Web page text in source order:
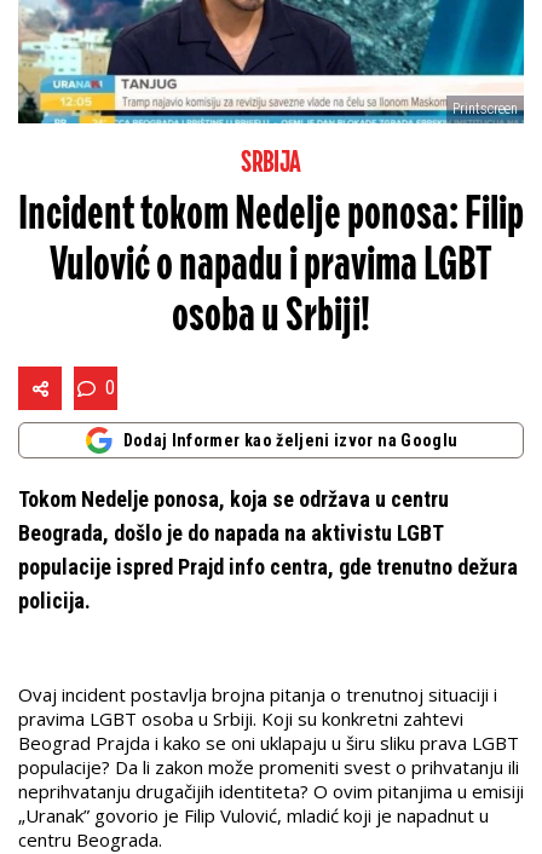
Printscreen
SRBIJA
Incident tokom Nedelje ponosa: Filip
Vulović o napadu i pravima LGBT
osoba u Srbiji!
0
Dodaj Informer kao željeni izvor na Googlu
Tokom Nedelje ponosa, koja se održava u centru
Beograda, došlo je do napada na aktivistu LGBT
populacije ispred Prajd info centra, gde trenutno dežura
policija.
Ovaj incident postavlja brojna pitanja o trenutnoj situaciji i
pravima LGBT osoba u Srbiji. Koji su konkretni zahtevi
Beograd Prajda i kako se oni uklapaju u širu sliku prava LGBT
populacije? Da li zakon može promeniti svest o prihvatanju ili
neprihvatanju drugačijih identiteta? O ovim pitanjima u emisiji
„Uranak” govorio je Filip Vulović, mladić koji je napadnut u
centru Beograda.